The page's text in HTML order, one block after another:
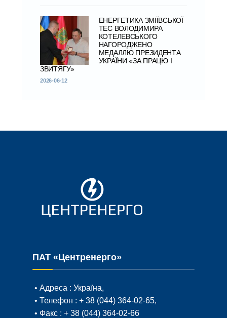
ЕНЕРГЕТИКА ЗМІЇВСЬКОЇ
ТЕС ВОЛОДИМИРА
КОТЕЛЕВСЬКОГО
НАГОРОДЖЕНО
МЕДАЛЛЮ ПРЕЗИДЕНТА
УКРАЇНИ «ЗА ПРАЦЮ І
ЗВИТЯГУ»
2026-06-12
ПАТ «Центренерго»
• Адреса : Україна,
• Телефон : + 38 (044) 364-02-65
• Факс : + 38 (044) 364-02-66